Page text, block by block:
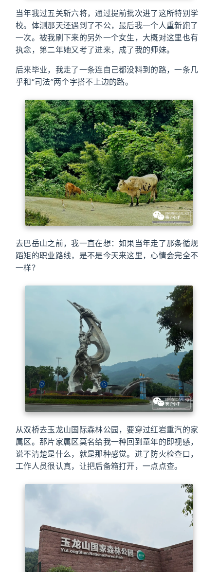
当年我过五关斩六将，通过提前批次进了这所特别学
校。体测那天还遇到了不公，最后我一个人重新跑了
一次。被我刷下来的另外一个女生，大概对这里也有
执念，第二年她又考了进来，成了我的师妹。
后来毕业，我走了一条连自己都没料到的路，一条几
乎和“司法”两个字搭不上边的路。
去巴岳山之前，我一直在想：如果当年走了那条循规
蹈矩的职业路线，是不是今天来这里，心情会完全不
一样？
从双桥去玉龙山国际森林公园，要穿过红岩重汽的家
属区。那片家属区莫名给我一种回到童年的即视感，
说不清楚是什么，就是那种感觉。进了防火检查口，
工作人员很认真，让把后备箱打开，一点点查。